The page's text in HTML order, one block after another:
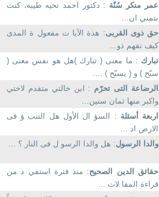
عمر منكر سُنّة : دكتور احمد تحيه طيبه، كنت
بتمني ان...
حق ذوى القربى: هذة الآيا ت مفعول ة المدى
كيف نفهم ذو...
تبارك : ما معنى ( تبارك )هل هو نفس معنى (
سبّح ) و ( يسبّح ) ....
الرضاعة التى تحرّم : ابن خالتي متقدم لاختي
واكبر منها ثمان سنين...
اربعة أسئلة : السؤ ال الأول هل التنب ؤ فى
الارص اد ...
والدا الرسول: هل والدا الرسو ل فى النار ؟ ...
حقائق الدين الصحيح: منذ فترة استفي د من
قراءة المقا لات ...